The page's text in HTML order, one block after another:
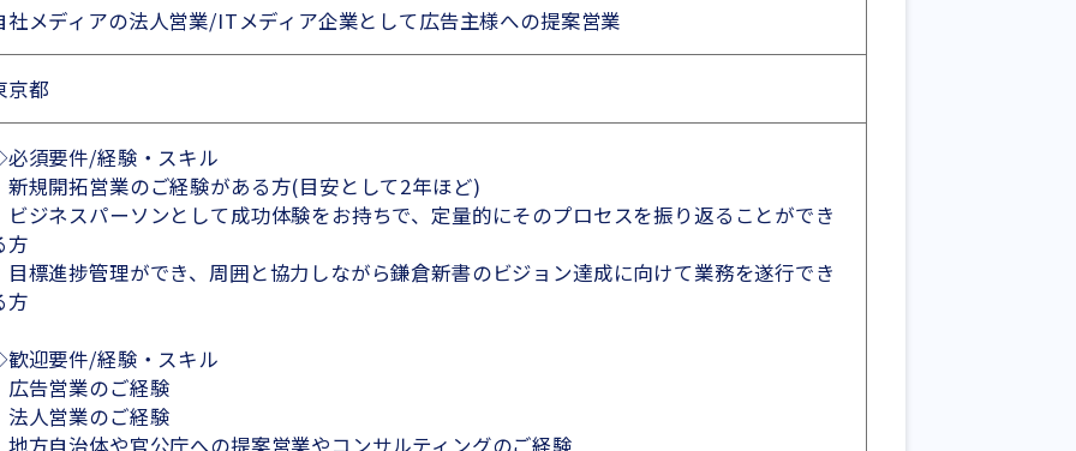
社メディアの法人営業/ITメディア企業として広告主様への提案営業
京都
須要件/経験・スキル
新規開拓営業のご経験がある方(目安として2年ほど)
ビジネスパーソンとして成功体験をお持ちで、定量的にそのプロセスを振り返ることができ
方
目標進捗管理ができ、周囲と協力しながら鎌倉新書のビジョン達成に向けて業務を遂行でき
方
迎要件/経験・スキル
広告営業のご経験
法人営業のご経験
地方自治体や官公庁への提案営業やコンサルティングのご経験